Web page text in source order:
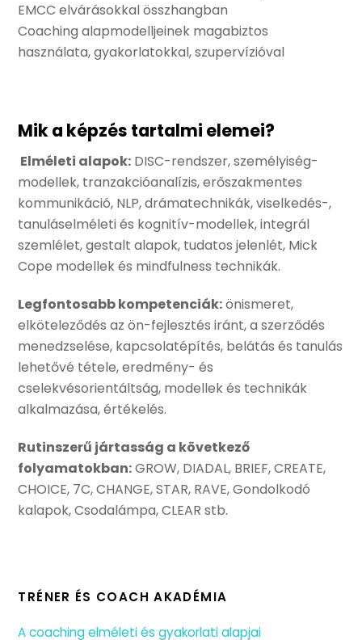
EMCC elvárásokkal összhangban
Coaching alapmodelljeinek magabiztos
használata, gyakorlatokkal, szupervízióval
Mik a képzés tartalmi elemei?
Elméleti alapok: DISC-rendszer, személyiség-
modellek, tranzakcióanalízis, erőszakmentes
kommunikáció, NLP, drámatechnikák, viselkedés-,
tanuláselméleti és kognitív-modellek, integrál
szemlélet, gestalt alapok, tudatos jelenlét, Mick
Cope modellek és mindfulness technikák.
Legfontosabb kompetenciák:önismeret,
elköteleződés az ön-fejlesztés iránt, a szerződés
menedzselése, kapcsolatépítés, belátás és tanulás
lehetővé tétele, eredmény- és
cselekvésorientáltság, modellek és technikák
alkalmazása, értékelés.
Rutinszerű jártasság a következő
folyamatokban:GROW, DIADAL, BRIEF, CREATE,
CHOICE, 7C, CHANGE, STAR, RAVE, Gondolkodó
kalapok, Csodalámpa, CLEAR stb.
TRÉNER ÉS COACH AKADÉMIA
A coaching elméleti és gyakorlati alapjai